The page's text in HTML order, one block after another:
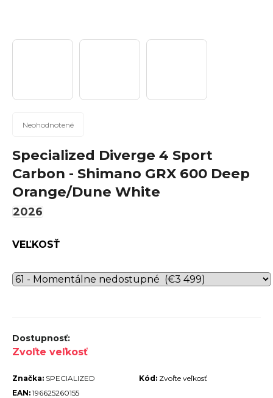
Priemerné
produktu
je
0,0
z
5
hviezdičiek.
Neohodnotené
Specialized Diverge 4 Sport
Carbon - Shimano GRX 600 Deep
Orange/Dune White
2026
VEĽKOSŤ
Zvoľte veľkosť
Kód: Zvoľte veľkosť
Značka: SPECIALIZED
EAN: 196625260155
?
Hľadať
O
o
r
a
m
e